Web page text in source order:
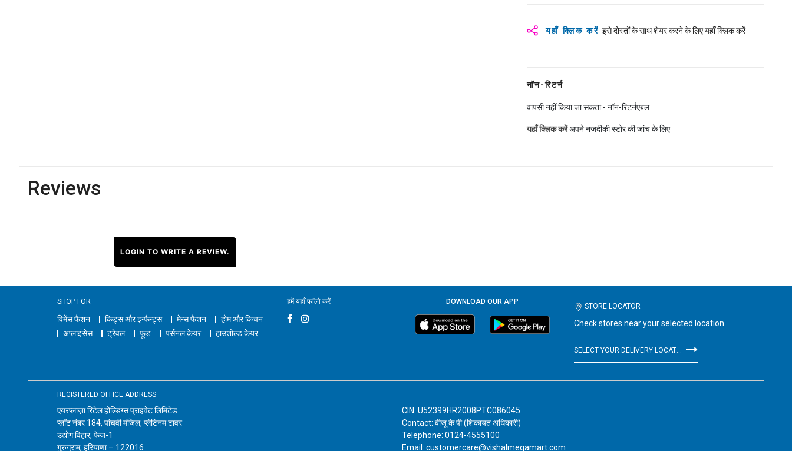
यहाँ क्लिक करें इसे दोस्तों के साथ शेयर करने के लिए यहाँ क्लिक करें
नॉन-रिटर्न
वापसी नहीं किया जा सकता - नॉन-रिटर्नएबल
यहाँ क्लिक करेंअपने नजदीकी स्टोर की जांच के लिए
Reviews
LOGIN TO WRITE A REVIEW.
SHOP FOR
विमेंस फैशन किड्स और इन्फैन्ट्स मेन्स फैशन
होम और किचन
अप्लाइंसेस
ट्रेवल फ़ूड पर्सनल केयर हाउशोल्ड केयर
हमें यहाँ फॉलो करें DOWNLOAD OUR APP
STORE LOCATOR
Check stores near your selected location
REGISTERED OFFICE ADDRESS
एयरप्लाज़ा रिटेल होल्डिंग्स प्राइवेट लिमिटेड
प्लॉट नंबर 184, पांचवी मंजिल, प्लेटिनम टावर
उद्योग विहार, फेज-1
गुरुग्राम, हरियाणा – 122016
CIN: U52399HR2008PTC086045
Contact: बीजू के पी (शिकायत अधिकारी)
Telephone: 0124-4555100
Email: customercare@vishalmegamart.com